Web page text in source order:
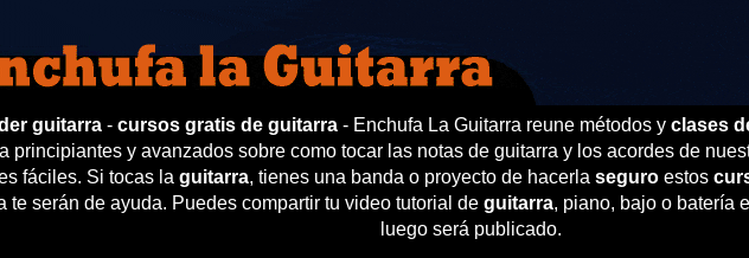
guitarra- cursos gratis de guitarra- Enchufa La Guitarra reune métodos y clases
principiantes y avanzados sobre como tocar las notas de guitarra y los acordes de
fáciles. Si tocas la guitarra, tienes una banda o proyecto de hacerla seguroestos
te serán de ayuda. Puedes compartir tu video tutorial de guitarra, piano, bajo o batería
luego será publicado.